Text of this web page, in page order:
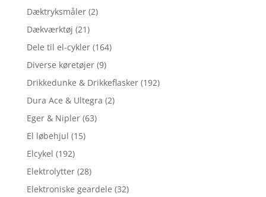
Dæktryksmåler (2)
Dækværktøj (21)
Dele til el-cykler (164)
Diverse køretøjer (9)
Drikkedunke & Drikkeflasker (192)
Dura Ace & Ultegra (2)
Eger & Nipler (63)
El løbehjul (15)
Elcykel (192)
Elektrolytter (28)
Elektroniske geardele (32)